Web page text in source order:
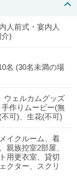
人前式・宴内人
)
名 (30名未満の場
ウェルカムグッズ
作りムービー(無
可)、生花(不可)
イクルーム、着
親族控室2部屋、
用更衣室、貸切
クター、スクリ